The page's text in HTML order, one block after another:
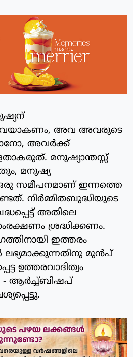
അവ അവരുടെ
അവര്‍ക്ക്
മനുഷ്യാന്തസ്സ്
മനുഷ്യ
സമീപനമാണ് ഇന്നത്തെ
നിര്‍മ്മിതബുദ്ധിയുടെ
അതിലെ
ശ്രദ്ധിക്കണം.
ഇത്തരം
ലഭ്യമാക്കുന്നതിനു മുന്‍പ്
ഉത്തരവാദിത്വം
- ആര്‍ച്ച്ബിഷപ്